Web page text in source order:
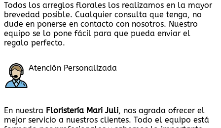
Todos los arreglos florales los realizamos en la mayor
brevedad posible. Cualquier consulta que tenga, no
dude en ponerse en contacto con nosotros. Nuestro
equipo se lo pone fácil para que pueda enviar el
regalo perfecto.
Atención Personalizada
En nuestra Floristería Mari Juli, nos agrada ofrecer el
mejor servicio a nuestros clientes. Todo el equipo está